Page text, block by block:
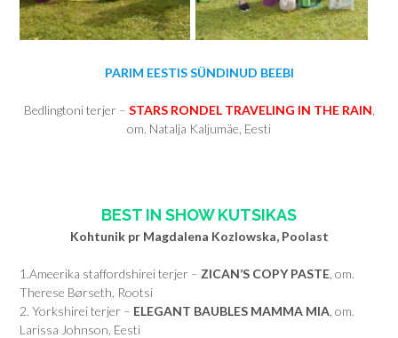
PARIM EESTIS SÜNDINUD BEEBI
Bedlingtoni terjer – STARS RONDEL TRAVELING IN THE RAIN
om. Natalja Kaljumäe, Eesti
BEST IN SHOW KUTSIKAS
Kohtunik pr Magdalena Kozlowska, Poolast
1.Ameerika staffordshirei terjer – ZICAN’S COPY PASTE , om.
Therese Børseth, Rootsi
2. Yorkshirei terjer – ELEGANT BAUBLES MAMMA MIA , om.
Larissa Johnson, Eesti